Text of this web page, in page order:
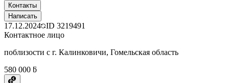
Контакты
Написать
17.12.2024 ID 3219491
Контактное лицо
поблизости с г. Калинковичи, Гомельская область
580 000 ƃ